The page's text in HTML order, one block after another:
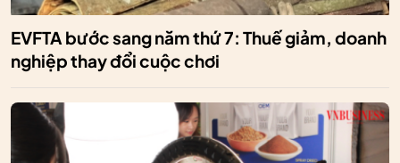
EVFTA bước sang năm thứ 7: Thuế giảm, doanh
nghiệp thay đổi cuộc chơi